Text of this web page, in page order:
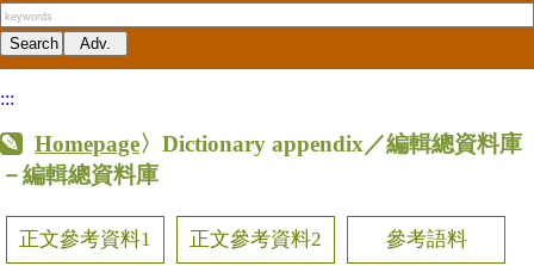
:::
Homepage〉Dictionary appendix／編輯總資料庫
－編輯總資料庫
正文參考資料1 正文參考資料2 參考語料